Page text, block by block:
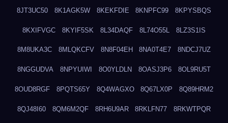
8JT3UC50 8K1AGK5W 8KEKFDIE 8KNPFC99 8KPYSBQS
8KXIFVGC 8KYIF5SK 8L34DAQF 8L74O55L 8LZ3S1IS
8M8UKA3C 8MLQKCFV 8N8F04EH 8NA0T4E7 8NDCJ7UZ
8NGGUDVA 8NPYUIWI 8O0YLDLN 8OASJ3P6 8OL9RU5T
8OUD8RGF 8PQTS65Y 8Q4WAGXO 8Q67LX0P 8Q89HRM2
8QJ48I60 8QM6M2QF 8RH6U9AR 8RKLFN77 8RKWTPQR